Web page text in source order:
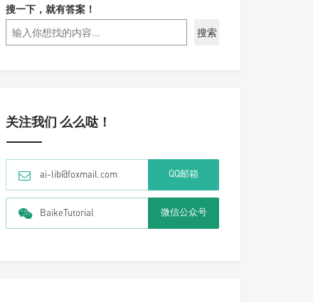
搜一下，就有答案！
搜索
关注我们 么么哒！
ai-lib@foxmail.com QQ邮箱
BaikeTutorial 微信公众号